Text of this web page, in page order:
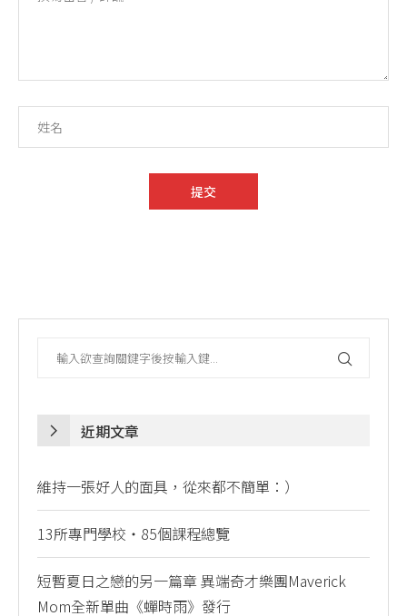
近期文章
維持一張好人的面具，從來都不簡單：）
13所專門學校・85個課程總覽
短暫夏日之戀的另一篇章 異端奇才樂團Maverick
Mom全新單曲《蟬時雨》發行